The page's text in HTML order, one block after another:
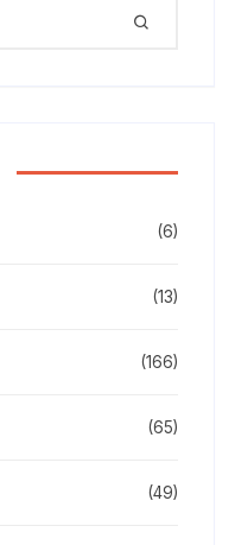
(6)
(13)
(166)
(65)
(49)